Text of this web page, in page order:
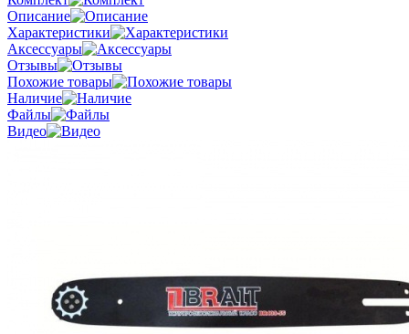
Описание
Характеристики
Аксессуары
Отзывы
Похожие товары
Наличие
Файлы
Видео